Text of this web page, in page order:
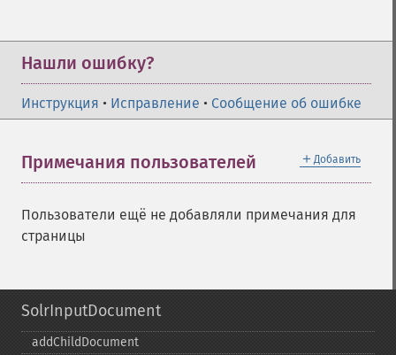
Нашли ошибку?
Инструкция • Исправление • Сообщение об ошибке
＋ Добавить
Примечания пользователей
Пользователи ещё не добавляли примечания для
страницы
SolrInputDocument
addChildDocument